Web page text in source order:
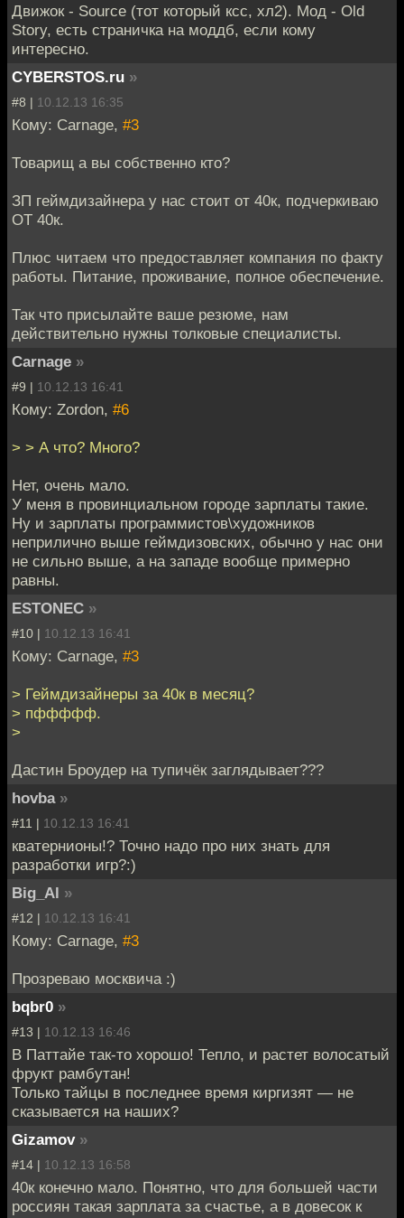
Движок - Source (тот который ксс, хл2). Мод - Old
Story, есть страничка на моддб, если кому
интересно.
CYBERSTOS.ru »
#8 | 10.12.13 16:35
Кому: Carnage, #3
Товарищ а вы собственно кто?
ЗП геймдизайнера у нас стоит от 40к, подчеркиваю
ОТ 40к.
Плюс читаем что предоставляет компания по факту
работы. Питание, проживание, полное обеспечение.
Так что присылайте ваше резюме, нам
действительно нужны толковые специалисты.
Carnage »
#9 | 10.12.13 16:41
Кому: Zordon, #6
> > А что? Много?
Нет, очень мало.
У меня в провинциальном городе зарплаты такие.
Ну и зарплаты программистов\художников
неприлично выше геймдизовских, обычно у нас они
не сильно выше, а на западе вообще примерно
равны.
ESTONEC »
#10 | 10.12.13 16:41
Кому: Carnage, #3
> Геймдизайнеры за 40к в месяц?
> пффффф.
>
Дастин Броудер на тупичёк заглядывает???
hovba »
#11 | 10.12.13 16:41
кватернионы!? Точно надо про них знать для
разработки игр?:)
Big_Al »
#12 | 10.12.13 16:41
Кому: Carnage, #3
Прозреваю москвича :)
bqbr0 »
#13 | 10.12.13 16:46
В Паттайе так-то хорошо! Тепло, и растет волосатый
фрукт рамбутан!
Только тайцы в последнее время киргизят — не
сказывается на наших?
Gizamov »
#14 | 10.12.13 16:58
40к конечно мало. Понятно, что для большей части
россиян такая зарплата за счастье, а в довесок к